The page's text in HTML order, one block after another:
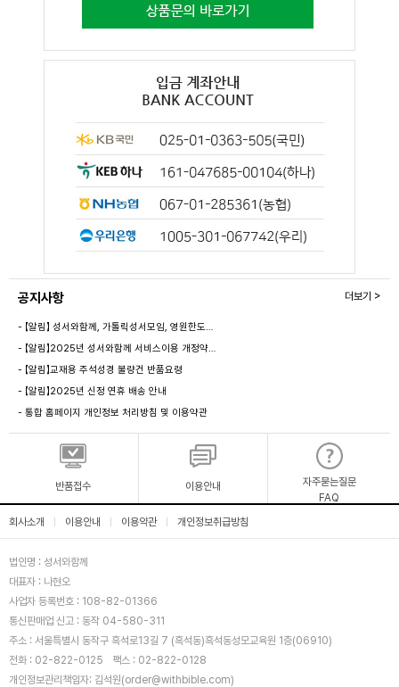
공지사항
- 【알림】 성서와함께, 가톨릭성서모임, 영원한도…
- 【알림】2025년 성서와함께 서비스이용 개정약…
- 【알림】교재용 주석성경 불량건 반품요령
- 【알림】2025년 신정 연휴 배송 안내
- 통합 홈페이지 개인정보 처리방침 및 이용약관
더보기 >
반품접수 이용안내
자주묻는질문
FAQ
회사소개
이용안내 이용약관 개인정보취급방침
법인명 : 성서와함께
대표자 : 나현오
사업자 등록번호 : 108-82-01366
통신판매업 신고 : 동작 04-580-311
주소 : 서울특별시 동작구 흑석로13길 7 (흑석동)흑석동성모교육원 1층(06910)
전화 : 02-822-0125
팩스 : 02-822-0128
개인정보관리책임자: 김석원(order@withbible.com)